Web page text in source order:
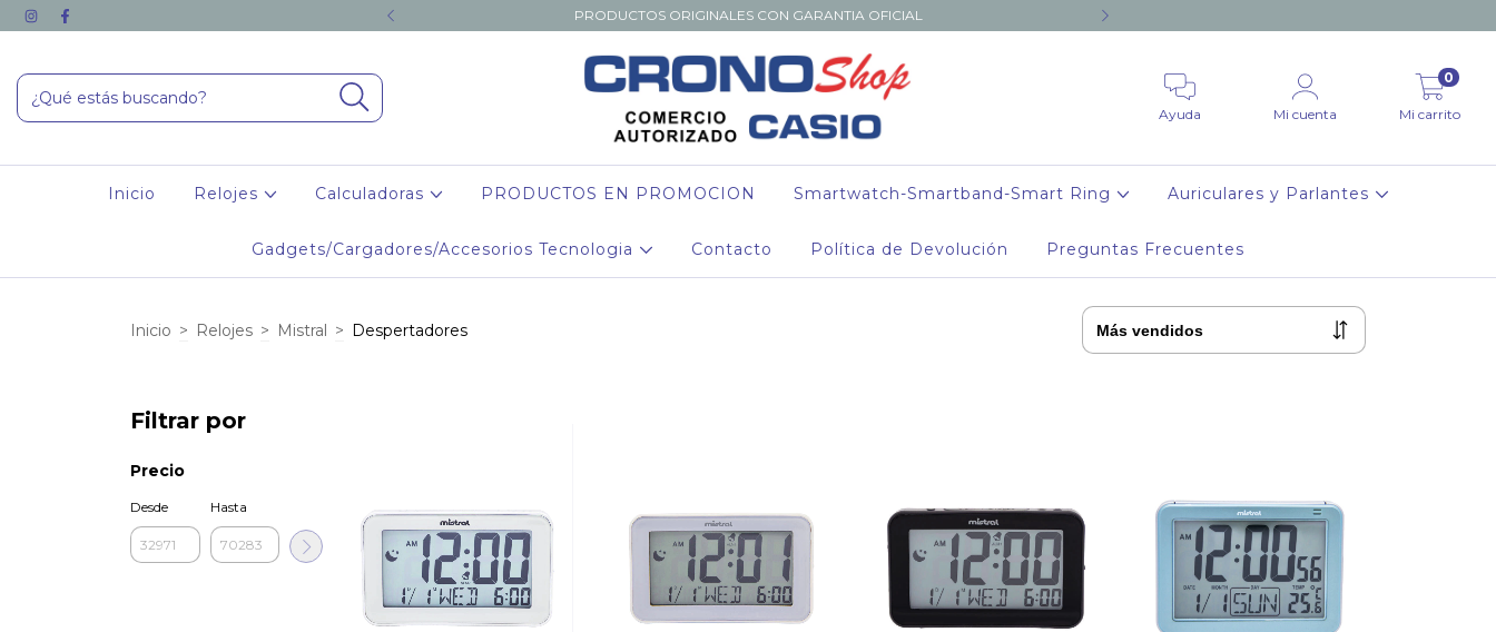
DE $110.000.- O SUPERIORES PRODUCTOS ORIGINALES CON GARANTIA OFICIAL
Ayuda Mi cuenta Mi carrito
0
Inicio Relojes Calculadoras PRODUCTOS EN PROMOCION Smartwatch-Smartband-Smart Ring Auriculares y Parlantes
Gadgets/Cargadores/Accesorios Tecnologia Contacto Política de Devolución Preguntas Frecuentes
Inicio > Relojes > Mistral > Despertadores
Filtrar por
Precio
Desde Hasta